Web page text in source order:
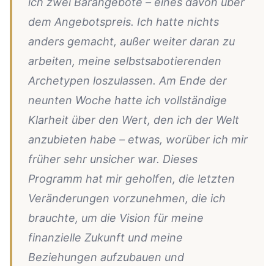
dem Angebotspreis. Ich hatte nichts
anders gemacht, außer weiter daran zu
arbeiten, meine selbstsabotierenden
Archetypen loszulassen. Am Ende der
neunten Woche hatte ich vollständige
Klarheit über den Wert, den ich der Welt
anzubieten habe – etwas, worüber ich mir
früher sehr unsicher war. Dieses
Programm hat mir geholfen, die letzten
Veränderungen vorzunehmen, die ich
brauchte, um die Vision für meine
finanzielle Zukunft und meine
Beziehungen aufzubauen und